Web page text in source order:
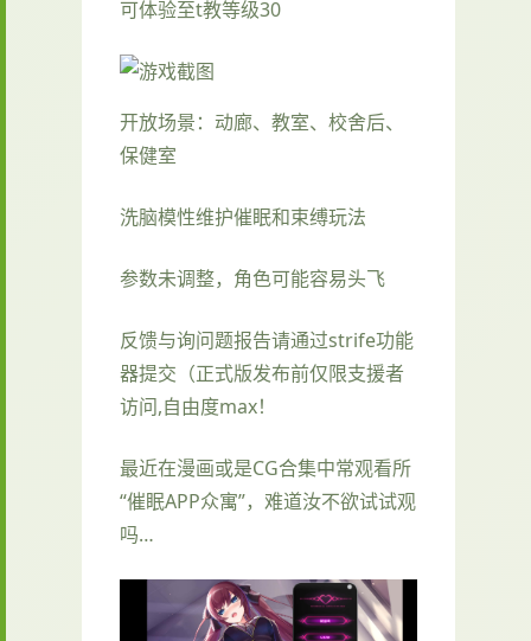
可体验至t教等级30
开放场景：动廊、教室、校舍后、
保健室
洗脑模性维护催眠和束缚玩法
参数未调整，角色可能容易头飞
反馈与询问题报告请通过strife功能
器提交（正式版发布前仅限支援者
访问,自由度max！
最近在漫画或是CG合集中常观看所
“催眠APP众寓”，难道汝不欲试试观
吗…